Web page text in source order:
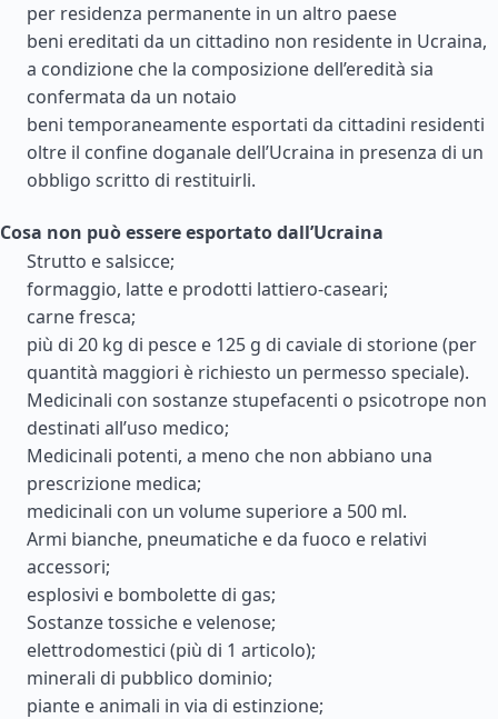
per residenza permanente in un altro paese
beni ereditati da un cittadino non residente in Ucraina,
a condizione che la composizione dell’eredità sia
confermata da un notaio
beni temporaneamente esportati da cittadini residenti
oltre il confine doganale dell’Ucraina in presenza di un
obbligo scritto di restituirli.
Cosa non può essere esportato dall’Ucraina
Strutto e salsicce;
formaggio, latte e prodotti lattiero-caseari;
carne fresca;
più di 20 kg di pesce e 125 g di caviale di storione (per
quantità maggiori è richiesto un permesso speciale).
Medicinali con sostanze stupefacenti o psicotrope non
destinati all’uso medico;
Medicinali potenti, a meno che non abbiano una
prescrizione medica;
medicinali con un volume superiore a 500 ml.
Armi bianche, pneumatiche e da fuoco e relativi
accessori;
esplosivi e bombolette di gas;
Sostanze tossiche e velenose;
elettrodomestici (più di 1 articolo);
minerali di pubblico dominio;
piante e animali in via di estinzione;